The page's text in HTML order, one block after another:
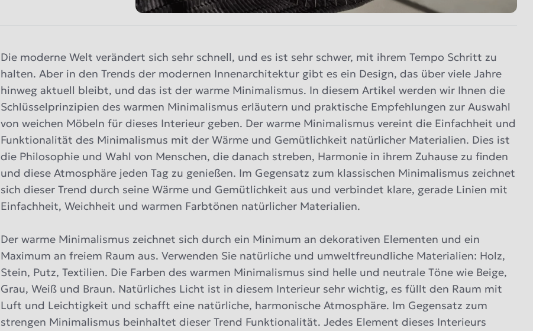
Die moderne Welt verändert sich sehr schnell, und es ist sehr schwer, mit ihrem Tempo Schritt zu
halten. Aber in den Trends der modernen Innenarchitektur gibt es ein Design, das über viele Jahre
hinweg aktuell bleibt, und das ist der warme Minimalismus. In diesem Artikel werden wir Ihnen die
Schlüsselprinzipien des warmen Minimalismus erläutern und praktische Empfehlungen zur Auswahl
von weichen Möbeln für dieses Interieur geben. Der warme Minimalismus vereint die Einfachheit und
Funktionalität des Minimalismus mit der Wärme und Gemütlichkeit natürlicher Materialien. Dies ist
die Philosophie und Wahl von Menschen, die danach streben, Harmonie in ihrem Zuhause zu finden
und diese Atmosphäre jeden Tag zu genießen. Im Gegensatz zum klassischen Minimalismus zeichnet
sich dieser Trend durch seine Wärme und Gemütlichkeit aus und verbindet klare, gerade Linien mit
Einfachheit, Weichheit und warmen Farbtönen natürlicher Materialien.
Der warme Minimalismus zeichnet sich durch ein Minimum an dekorativen Elementen und ein
Maximum an freiem Raum aus. Verwenden Sie natürliche und umweltfreundliche Materialien: Holz,
Stein, Putz, Textilien. Die Farben des warmen Minimalismus sind helle und neutrale Töne wie Beige,
Grau, Weiß und Braun. Natürliches Licht ist in diesem Interieur sehr wichtig, es füllt den Raum mit
Luft und Leichtigkeit und schafft eine natürliche, harmonische Atmosphäre. Im Gegensatz zum
strengen Minimalismus beinhaltet dieser Trend Funktionalität. Jedes Element dieses Interieurs